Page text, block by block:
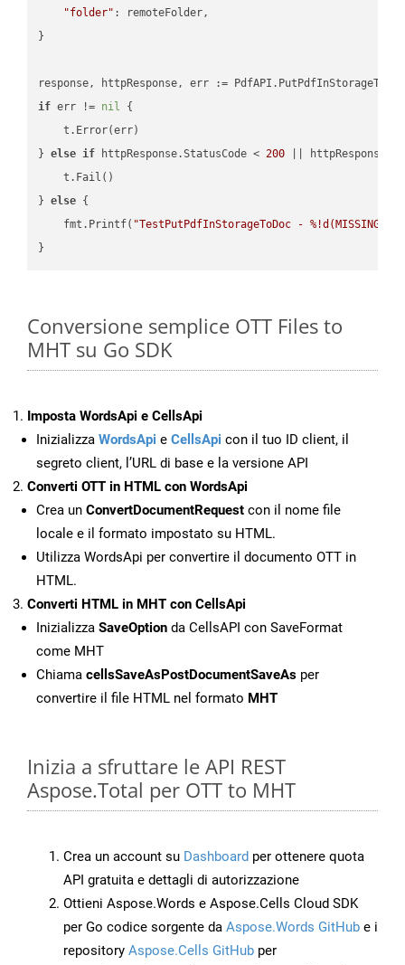
"folder" : remoteFolder,
}
if err != nil {
    t.Error(err)
} else if httpResponse.StatusCode < 200 ||
    t.Fail()
} else {
    fmt.Printf(
"TestPutPdfInStorageToDoc - %!d(MISSING)\n"
Conversione semplice OTT Files to
MHT su Go SDK
Imposta WordsApi e CellsApi
Inizializza WordsApi e CellsApi con il tuo ID client, il
segreto client, l’URL di base e la versione API
Converti OTT in HTML con WordsApi
Crea un ConvertDocumentRequest con il nome file
locale e il formato impostato su HTML.
Utilizza WordsApi per convertire il documento OTT in
HTML.
Converti HTML in MHT con CellsApi
Inizializza SaveOption da CellsAPI con SaveFormat
come MHT
Chiama cellsSaveAsPostDocumentSaveAs per
convertire il file HTML nel formato MHT
Inizia a sfruttare le API REST
Aspose.Total per OTT to MHT
Crea un account su Dashboard per ottenere quota
API gratuita e dettagli di autorizzazione
Ottieni Aspose.Words e Aspose.Cells Cloud SDK
per Go codice sorgente da Aspose.Words GitHub e i
repository Aspose.Cells GitHub per